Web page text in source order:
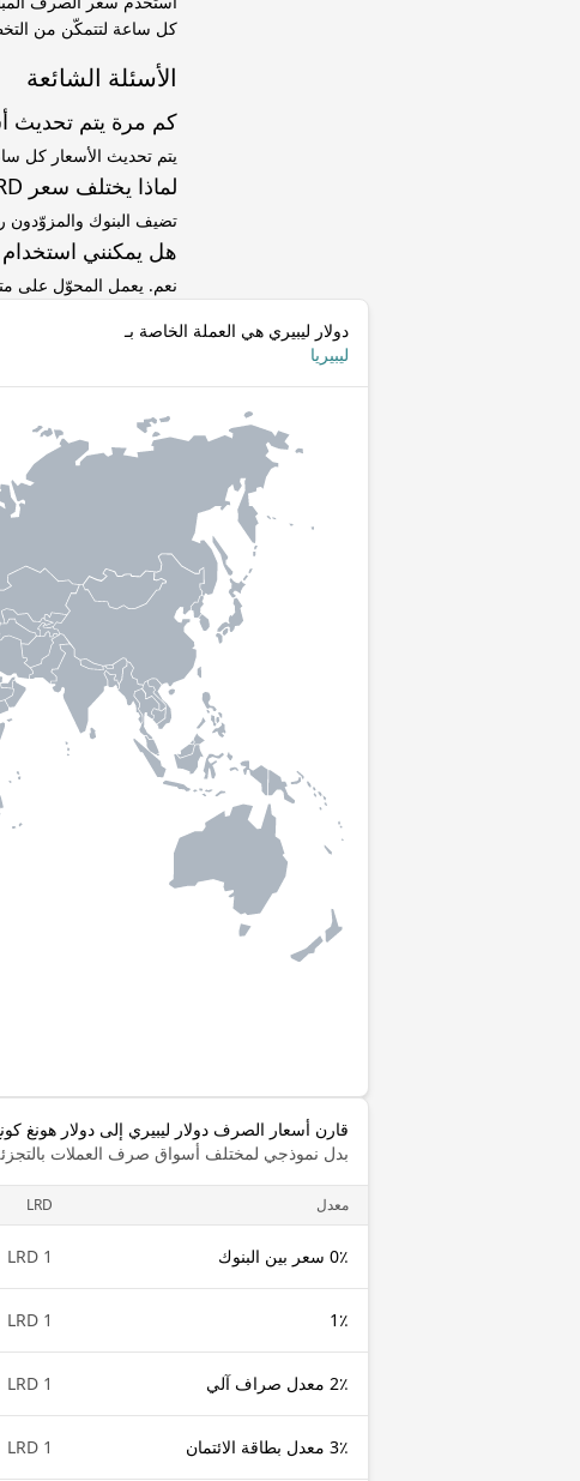
كل ساعة لتتمكّن من
الأسئلة الشائعة
كم مرة يتم تحديث
يتم تحديث الأسعار كل
لماذا يختلف سعر LRD إلى HKD عن سعر البنك؟
تضيف البنوك والمزوّدون
هل يمكنني
نعم. يعمل المحوّل على
دولار ليبيري هي العملة الخاصة بـ
ليبيريا
قارن أسعار الصرف دولار ليبيري إلى دولار هونغ
بدل نموذجي لمختلف أسواق صرف العملات
معدل LRD
0٪ سعر بين البنوك 1 LRD
1٪ 1 LRD
2٪ معدل صراف آلي 1 LRD
3٪ معدل بطاقة الائتمان 1 LRD